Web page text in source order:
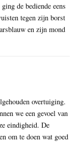
de bediende eens
tegen zijn borst
en zijn mond
overtuiging.
we een gevoel van
eindigheid. De
om te doen wat goed